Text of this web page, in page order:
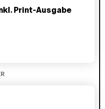
Print-Ausgabe